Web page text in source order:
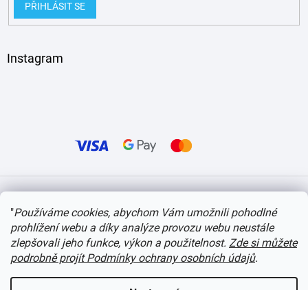
"Používáme cookies, abychom Vám umožnili pohodlné
prohlížení webu a díky analýze provozu webu neustále
zlepšovali jeho funkce, výkon a použitelnost. Zde si můžete
podrobně projít Podmínky ochrany osobních údajů.
PŘIHLÁSIT SE
Instagram
Copyright 2026 itvlaky.cz . Všechna práva vyhrazena. Upravit nastavení cookies